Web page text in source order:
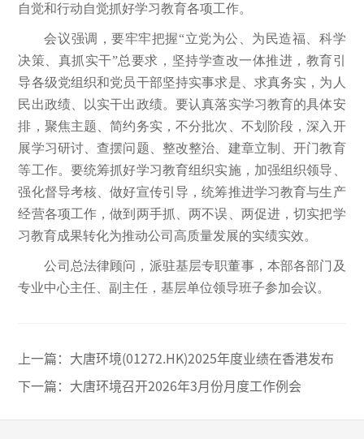
自觉和行动自觉抓好学习教育各项工作。
会议强调，要牢牢把握“立党为公、为民造福、科学
决策、真抓实干”总要求，坚持学查改一体推进，教育引
导各级党组织和党员干部坚持实事求是、求真务实，为人
民出政绩、以实干出政绩。要认真落实学习教育的具体安
排，聚焦主题、简约务实，不分批次、不划阶段，深入开
展学习研讨、查摆问题、整改整治、建章立制、开门教育
等工作。要统筹抓好学习教育组织实施，加强组织领导、
强化督导考核、做好宣传引导，统筹推进学习教育与生产
经营各项工作，做到两手抓、两不误、两促进，切实把学
习教育成果转化为推动公司高质量发展的实绩实效。
公司总法律顾问，派驻基层专职董事，本部各部门及
专业中心主任、副主任，基层单位领导班子参加会议。
上一篇： 大唐环境(01272.HK)2025年度业绩在香港发布
下一篇： 大唐环境召开2026年3月份月度工作例会